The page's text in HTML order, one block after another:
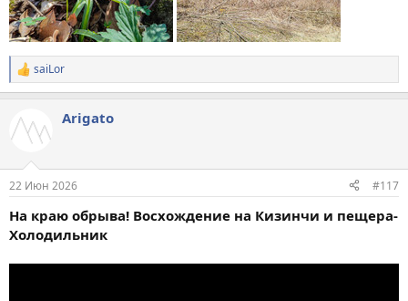
Р
е
к
ц
saiLor
Arigato
22 Июн 2026 #117
На краю обрыва! Восхождение на Кизинчи и пещера-
Холодильник